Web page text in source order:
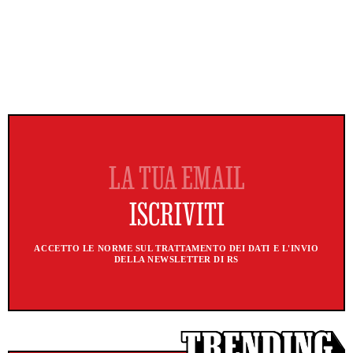
ACCETTO LE NORME SUL TRATTAMENTO DEI DATI E L'INVIO
DELLA NEWSLETTER DI RS